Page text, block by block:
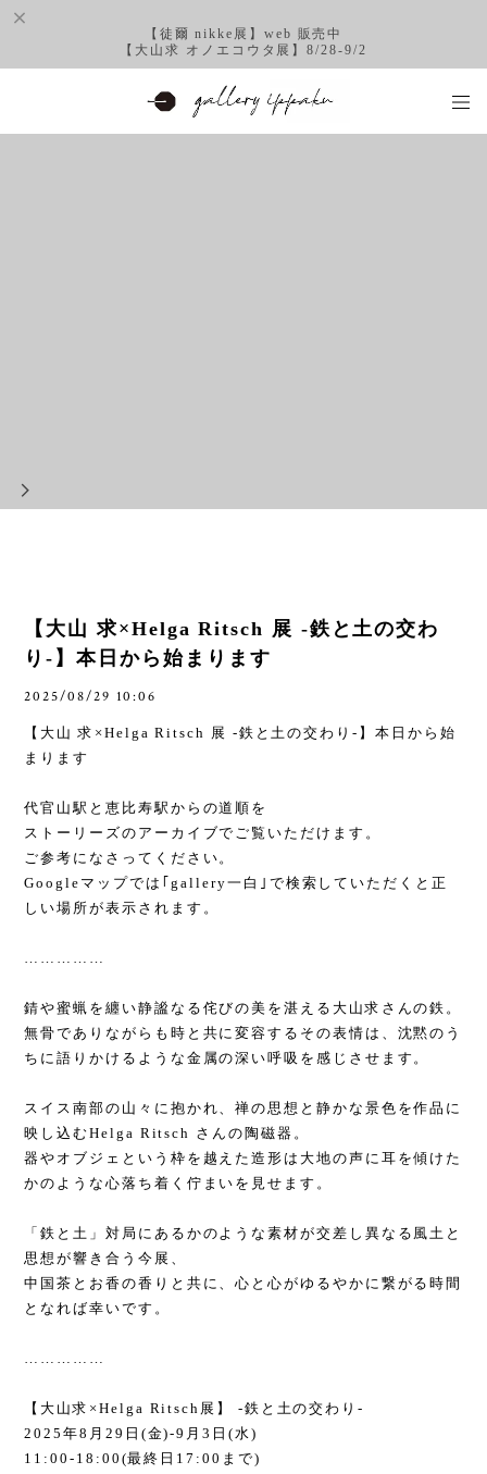
【徒爾 nikke展】web 販売中
【大山求 オノエコウタ展】8/28-9/2
【大山 求×Helga Ritsch 展 -鉄と土の交わ
り-】本日から始まります
2025/08/29 10:06
【大山 求 ×Helga Ritsch 展 -鉄と土の交わり- 】本日から始
まります
代官山駅と恵比寿駅からの道順を
ストーリーズのアーカイブでご覧いただけます。
ご参考になさってください。
Google マップでは｢gallery一白｣で検索していただくと正
しい場所が表示されます。
……………
錆や蜜蝋を纏い静謐なる侘びの美を湛える大山求さんの鉄。
無骨でありながらも時と共に変容するその表情は、沈黙のう
ちに語りかけるような金属の深い呼吸を感じさせます。
スイス南部の山々に抱かれ、禅の思想と静かな景色を作品に
映し込むHelga Ritsch さんの陶磁器。
器やオブジェという枠を越えた造形は大地の声に耳を傾けた
かのような心落ち着く佇まいを見せます。
「鉄と土」対局にあるかのような素材が交差し異なる風土と
思想が響き合う今展、
中国茶とお香の香りと共に、心と心がゆるやかに繋がる時間
となれば幸いです。
……………
【大山求 ×Helga Ritsch 展】 -鉄と土の交わり-
2025年8 月 29 日 (金)-9 月3 日 (水)
11:00-18:00(最終日 17:00 まで)